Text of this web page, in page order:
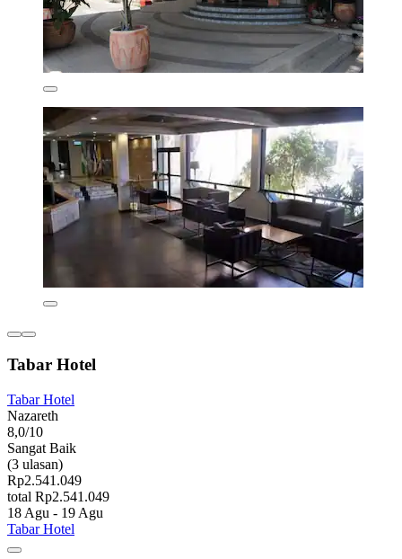
Tabar Hotel
Tabar Hotel
Nazareth
8,0/10
Sangat Baik
(3 ulasan)
Rp2.541.049
total Rp2.541.049
18 Agu - 19 Agu
Tabar Hotel